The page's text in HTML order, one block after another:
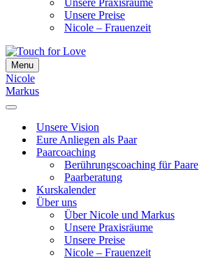
Unsere Preise
Nicole – Frauenzeit
Menu
Navigationsmenü
Nicole
Markus
Navigationsmenü
Unsere Vision
Eure Anliegen als Paar
Paarcoaching
Berührungscoaching für Paare
Paarberatung
Kurskalender
Über uns
Über Nicole und Markus
Unsere Praxisräume
Unsere Preise
Nicole – Frauenzeit